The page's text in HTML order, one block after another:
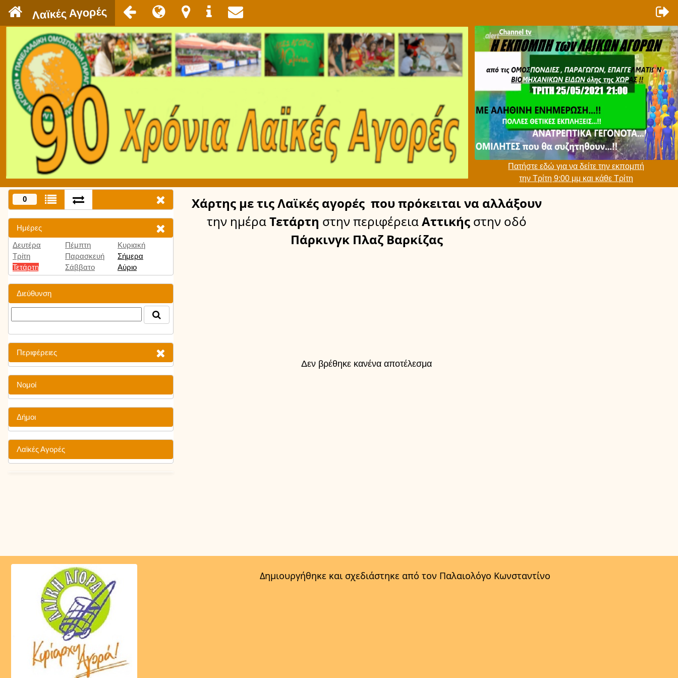
Λαϊκές Αγορές
Πατήστε εδώ για να δείτε την εκπομπή
την Τρίτη 9:00 μμ και κάθε Τρίτη
0
Ημέρες
Δευτέρα
Τρίτη
Τετάρτη
Πέμπτη
Παρασκευή
Σάββατο
Κυριακή
Σήμερα
Αύριο
Διεύθυνση
Περιφέρειες
Νομοί
Δήμοι
Λαϊκές Αγορές
Χάρτης με τις Λαϊκές αγορές που πρόκειται να αλλάξουν
την ημέραΤετάρτη στην περιφέρειαΑττικής στην οδό
Πάρκινγκ Πλαζ Βαρκίζας
Δεν βρέθηκε κανένα αποτέλεσμα
Δημιουργήθηκε και σχεδιάστηκε από τον Παλαιολόγο Κωνσταντίνο